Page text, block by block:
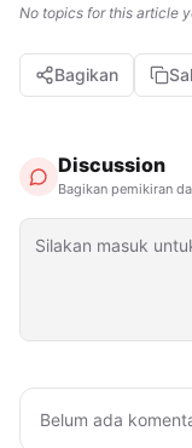
No topics for this article
Bagikan
Discussion
Bagikan pemikiran
Belum ada